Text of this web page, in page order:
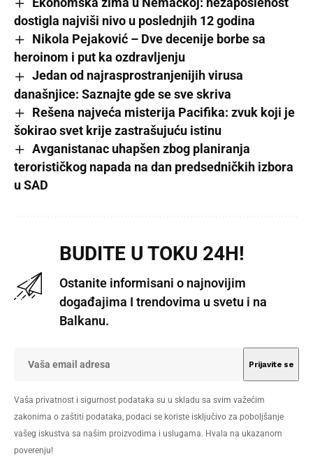
dostigla najviši nivo u poslednjih 12 godina
Nikola Pejaković – Dve decenije borbe sa
heroinom i put ka ozdravljenju
Jedan od najrasprostranjenijih virusa
današnjice: Saznajte gde se sve skriva
Rešena najveća misterija Pacifika: zvuk koji je
šokirao svet krije zastrašujuću istinu
Avganistanac uhapšen zbog planiranja
terorističkog napada na dan predsedničkih izbora
u SAD
BUDITE U TOKU 24H!
Ostanite informisani o najnovijim
događajima I trendovima u svetu i na
Balkanu.
Vaša privatnost i sigurnost podataka su u skladu sa svim važećim
zakonima o zaštiti podataka, podaci se koriste isključivo za poboljšanje
vašeg iskustva sa našim proizvodima i uslugama. Hvala na ukazanom
poverenju!